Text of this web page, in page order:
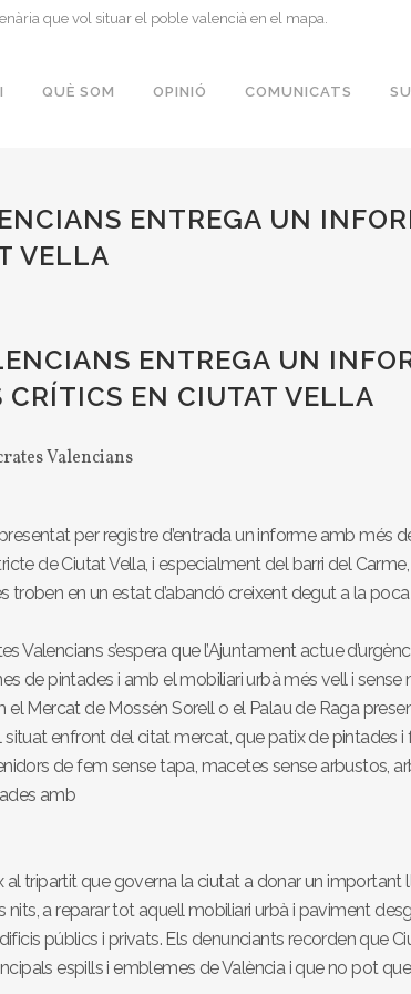
que vol situar el poble valencià en el mapa.
QUÈ SOM OPINIÓ COMUNICATS
ENTREGA UN
VELLA
ENTREGA UN
CRÍTICS EN CIUTAT VELLA
Valencians
per registre d’entrada un informe amb més
de Ciutat Vella, i especialment del barri del
troben en un estat d’abandó creixent degut a la
Valencians s’espera que l’Ajuntament actue
de pintades i amb el mobiliari urbà més vell i sense
el Mercat de Mossén Sorell o el Palau de Raga
situat enfront del citat mercat, que patix de pintades
de fem sense tapa, macetes sense arbustos,
amb
al tripartit que governa la ciutat a donar un important
nits, a reparar tot aquell mobiliari urbà i paviment
públics i privats. Els denunciants recorden que
espills i emblemes de València i que no pot